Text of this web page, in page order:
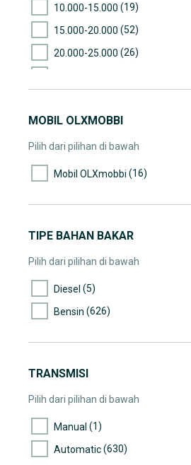
10.000-15.000 (19)
15.000-20.000 (52)
20.000-25.000 (26)
35.000-40.000
40.000-45.000(40)
60.000-65.000(13)
65.000-70.000 (21)
(18)
90.000-95.000
MOBIL OLXMOBBI
Pilih dari pilihan di bawah
Mobil OLXmobbi (16)
TIPE BAHAN BAKAR
Pilih dari pilihan di bawah
Diesel (5)
Bensin (626)
TRANSMISI
Pilih dari pilihan di bawah
Manual (1)
Automatic(630)